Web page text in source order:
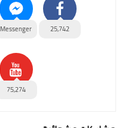
25,742
Messenger
75,274